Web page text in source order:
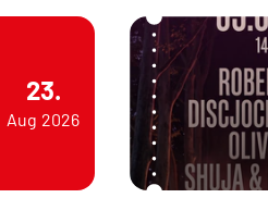
23.
Aug 2026